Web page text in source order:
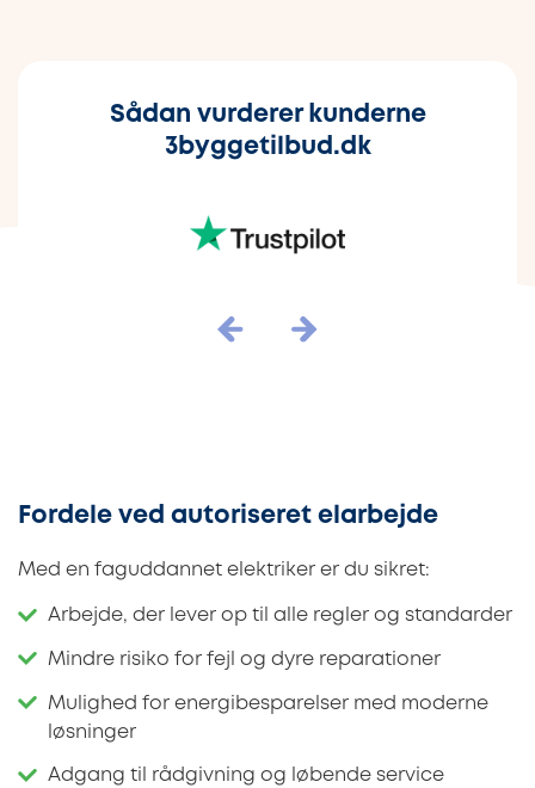
Sådan vurderer kunderne
3byggetilbud.dk
Fordele ved autoriseret elarbejde
Med en faguddannet elektriker er du sikret:
Arbejde, der lever op til alle regler og standarder
Mindre risiko for fejl og dyre reparationer
Mulighed for energibesparelser med moderne
løsninger
Adgang til rådgivning og løbende service